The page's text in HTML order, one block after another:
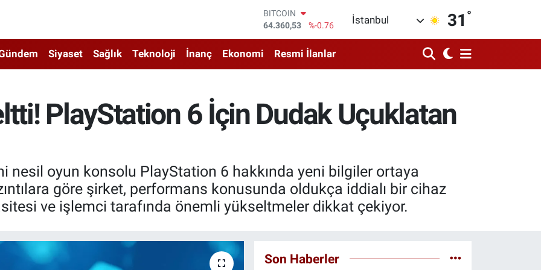
DOLAR
47,7069
%0.17
EURO
55,0265
%0.01
BİST100
13.887
%64
İstanbul 31 °
Siyaset Sağlık Teknoloji İnanç Ekonomi Resmi İlanlar
PlayStation 6 İçin Dudak Uçuklatan
nesil oyun konsolu PlayStation 6 hakkında yeni bilgiler ortaya
göre şirket, performans konusunda oldukça iddialı bir cihaz
ve işlemci tarafında önemli yükseltmeler dikkat çekiyor.
Son Haberler